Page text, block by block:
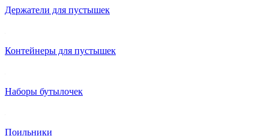
Держатели для пустышек
Контейнеры для пустышек
Наборы бутылочек
Поильники